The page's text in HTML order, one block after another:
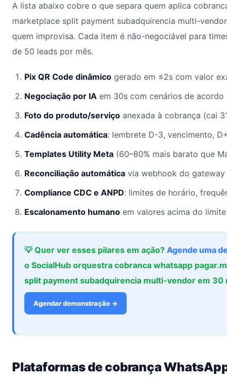
A lista abaixo cobre o que separa quem aplica
marketplace split payment subadquirencia multi-
quem improvisa. Cada item é não-negociável para
de 50 leads por mês.
Pix QR Code dinâmico gerado em ≤2s com valor
Negociação por IA em 30s com cenários de acordo
Foto do produto/serviço anexada à cobrança (cai
Cadência automática: lembrete D-3, vencimento,
Templates Utility Meta (60–80% mais barato que
Reconciliação automática via webhook do gateway
Compliance CDC e ANPD: limites de horário,
Escalonamento humano em valores acima do
💡 Quer ver esses pilares em ação? Agende uma
o SocialHub orquestra cobranca whatsapp
split payment subadquirencia multi-vendor em 30
Agendar demonstração →
Plataformas de cobrança